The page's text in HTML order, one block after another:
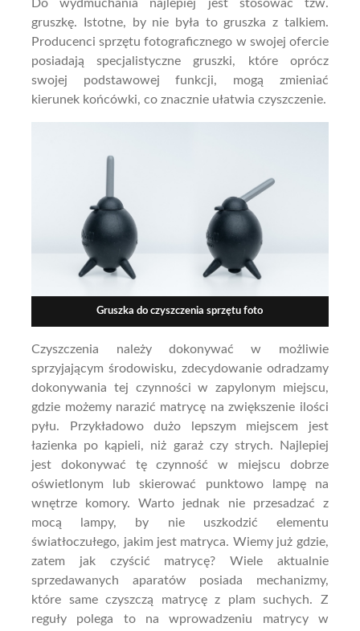
Do wydmuchania najlepiej jest stosować tzw.
gruszkę. Istotne, by nie była to gruszka z talkiem.
Producenci sprzętu fotograficznego w swojej ofercie
posiadają specjalistyczne gruszki, które oprócz
swojej podstawowej funkcji, mogą zmieniać
kierunek końcówki, co znacznie ułatwia czyszczenie.
Gruszka do czyszczenia sprzętu foto
Czyszczenia należy dokonywać w możliwie
sprzyjającym środowisku, zdecydowanie odradzamy
dokonywania tej czynności w zapylonym miejscu,
gdzie możemy narazić matrycę na zwiększenie ilości
pyłu. Przykładowo dużo lepszym miejscem jest
łazienka po kąpieli, niż garaż czy strych. Najlepiej
jest dokonywać tę czynność w miejscu dobrze
oświetlonym lub skierować punktowo lampę na
wnętrze komory. Warto jednak nie przesadzać z
mocą lampy, by nie uszkodzić elementu
światłoczułego, jakim jest matryca. Wiemy już gdzie,
zatem jak czyścić matrycę? Wiele aktualnie
sprzedawanych aparatów posiada mechanizmy,
które same czyszczą matrycę z plam suchych. Z
reguły polega to na wprowadzeniu matrycy w